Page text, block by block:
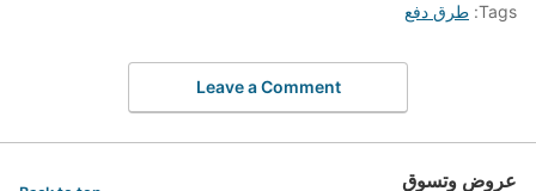
Tags: طرق دفع
Leave a Comment
عروض وتسوق